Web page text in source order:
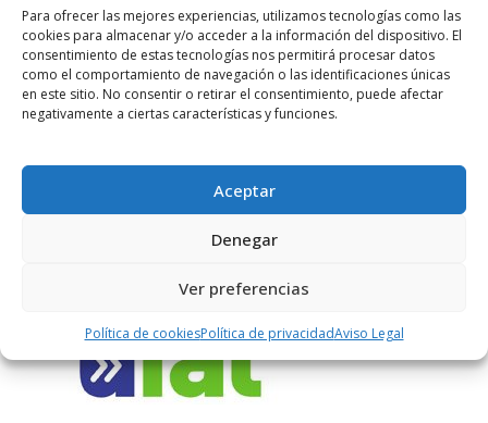
Para ofrecer las mejores experiencias, utilizamos tecnologías como las
cookies para almacenar y/o acceder a la información del dispositivo. El
consentimiento de estas tecnologías nos permitirá procesar datos
como el comportamiento de navegación o las identificaciones únicas
en este sitio. No consentir o retirar el consentimiento, puede afectar
negativamente a ciertas características y funciones.
Aceptar
Denegar
Ver preferencias
Política de cookiesPolítica de privacidadAviso Legal
LIKES
ENLACES RECOMENDADOS